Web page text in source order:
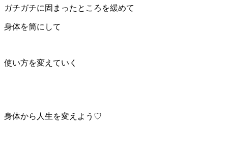
ガチガチに固まったところを緩めて
身体を筒にして
使い方を変えていく
身体から人生を変えよう♡